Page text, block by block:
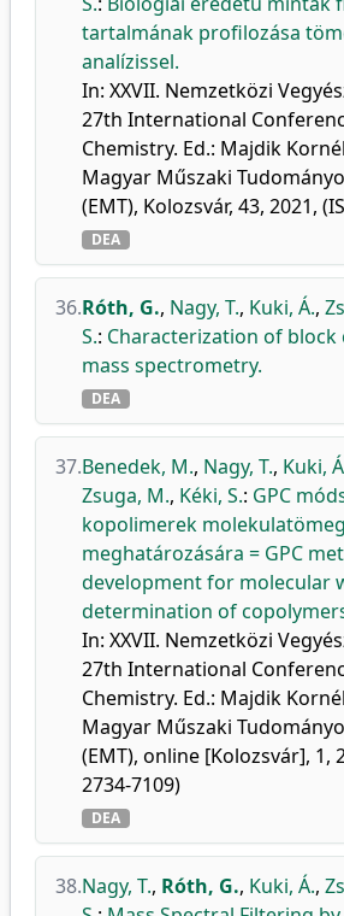
tartalmának profilozása
analízissel.
In: XXVII. Nemzetközi
27th International
Chemistry. Ed.: Majdik
Magyar Műszaki
(EMT), Kolozsvár, 43, 2021,
DEA
36.Róth, G., Nagy, T., Kuki, Á.,
S.: Characterization of block
mass spectrometry.
DEA
37.Benedek, M., Nagy, T., Kuki,
Zsuga, M., Kéki, S.: GPC
kopolimerek
meghatározására = GPC
development for molecular
determination of
In: XXVII. Nemzetközi
27th International
Chemistry. Ed.: Majdik
Magyar Műszaki
(EMT), online [Kolozsvár], 1,
2734-7109)
DEA
38.Nagy, T., Róth, G., Kuki, Á.,